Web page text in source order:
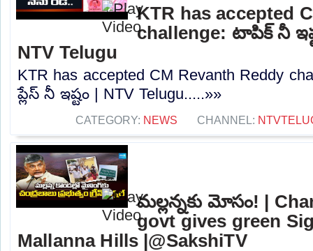
KTR has accepted
challenge: టాపిక్ నీ
NTV Telugu
KTR has accepted CM Revanth Reddy
ప్లేస్ నీ ఇష్టం | NTV Telugu.....»»
CATEGORY: NEWS CHANNEL:
మల్లన్నకు మోసం! |
govt gives green
Mallanna Hills |@SakshiTV